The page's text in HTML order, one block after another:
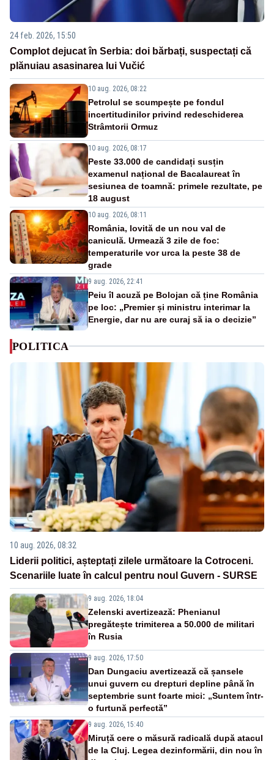
24 feb. 2026, 15:50
Complot dejucat în Serbia: doi bărbați, suspectați că
plănuiau asasinarea lui Vučić
10 aug. 2026, 08:22
Petrolul se scumpește pe fondul
incertitudinilor privind redeschiderea
Strâmtorii Ormuz
10 aug. 2026, 08:17
Peste 33.000 de candidați susțin
examenul național de Bacalaureat în
sesiunea de toamnă: primele rezultate, pe
18 august
10 aug. 2026, 08:11
România, lovită de un nou val de
caniculă. Urmează 3 zile de foc:
temperaturile vor urca la peste 38 de
grade
9 aug. 2026, 22:41
Peiu îl acuză pe Bolojan că ține România
pe loc: „Premier și ministru interimar la
Energie, dar nu are curaj să ia o decizie”
POLITICA
10 aug. 2026, 08:32
Liderii politici, așteptați zilele următoare la Cotroceni.
Scenariile luate în calcul pentru noul Guvern - SURSE
9 aug. 2026, 18:04
Zelenski avertizează: Phenianul
pregătește trimiterea a 50.000 de militari
în Rusia
9 aug. 2026, 17:50
Dan Dungaciu avertizează că șansele
unui guvern cu drepturi depline până în
septembrie sunt foarte mici: „Suntem într-
o furtună perfectă”
9 aug. 2026, 15:40
Miruță cere o măsură radicală după atacul
de la Cluj. Legea dezinformării, din nou în